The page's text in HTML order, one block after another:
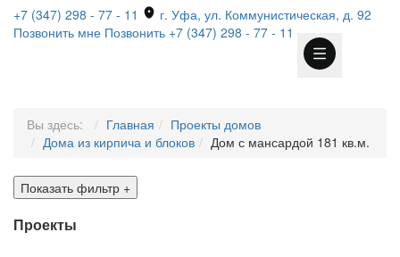
+7 (347) 298 - 77 - 11
г. Уфа, ул. Коммунистическая, д. 92
Позвонить мне Позвонить +7 (347) 298 - 77 - 11
Вы здесь: Главная
Проекты домов
Дома из кирпича и блоков
Дом с мансардой 181 кв.м.
Показать фильтр +
Проекты